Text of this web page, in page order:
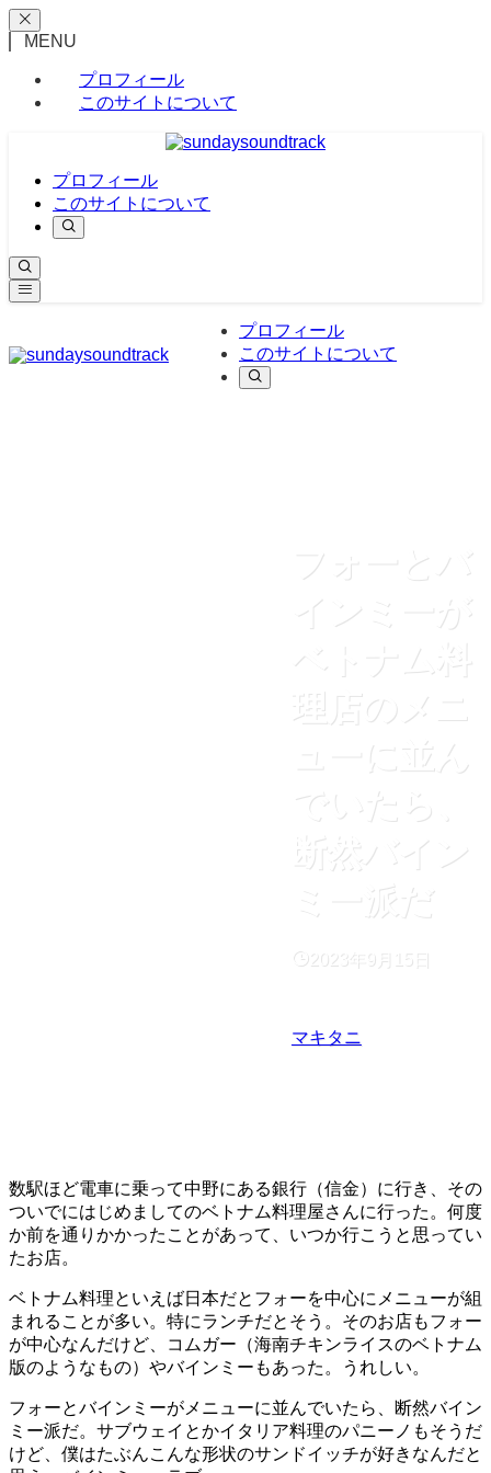
MENU
プロフィール
このサイトについて
プロフィール
このサイトについて
プロフィール
このサイトについて
フォーとバ
インミーが
ベトナム料
理店のメニ
ューに並ん
でいたら、
断然バイン
ミー派だ
2023年9月15日
マキタニ
数駅ほど電車に乗って中野にある銀行（信金）に行き、その
ついでにはじめましてのベトナム料理屋さんに行った。何度
か前を通りかかったことがあって、いつか行こうと思ってい
たお店。
ベトナム料理といえば日本だとフォーを中心にメニューが組
まれることが多い。特にランチだとそう。そのお店もフォー
が中心なんだけど、コムガー（海南チキンライスのベトナム
版のようなもの）やバインミーもあった。うれしい。
フォーとバインミーがメニューに並んでいたら、断然バイン
ミー派だ。サブウェイとかイタリア料理のパニーノもそうだ
けど、僕はたぶんこんな形状のサンドイッチが好きなんだと